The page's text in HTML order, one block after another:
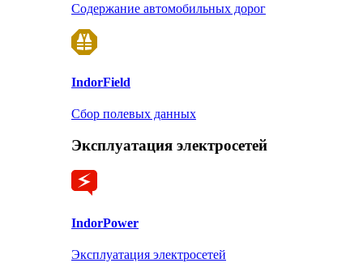
Содержание автомобильных дорог
IndorField
Сбор полевых данных
Эксплуатация электросетей
IndorPower
Эксплуатация электросетей